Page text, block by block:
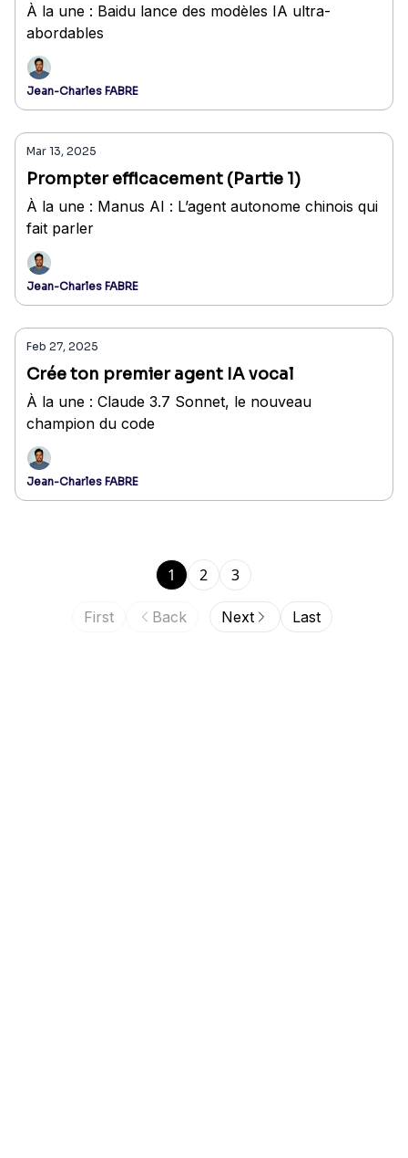
À la une : Baidu lance des modèles IA ultra-
abordables
Jean-Charles FABRE
Mar 13, 2025
Prompter efficacement (Partie 1)
À la une : Manus AI : L’agent autonome chinois qui
fait parler
Jean-Charles FABRE
Feb 27, 2025
Crée ton premier agent IA vocal
À la une : Claude 3.7 Sonnet, le nouveau
champion du code
Jean-Charles FABRE
First Back
1 2 3
Next Last